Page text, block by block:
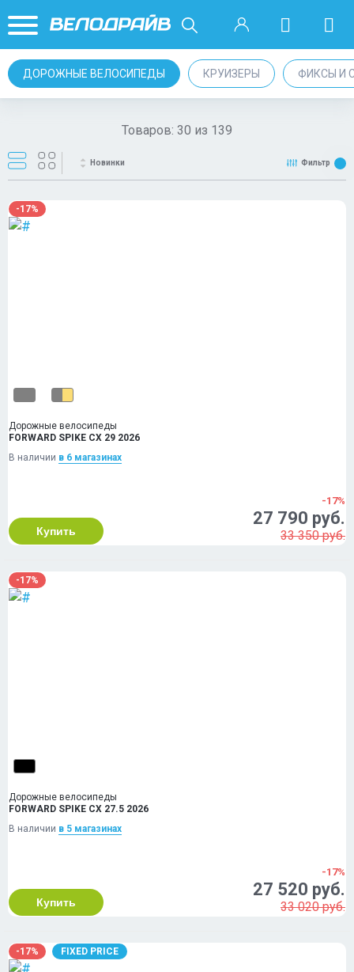
ДОРОЖНЫЕ ВЕЛОСИПЕДЫ КРУИЗЕРЫ ФИКСЫ И
Товаров: 30 из 139
Новинки Фильтр
-17%
Дорожные велосипеды
FORWARD SPIKE CX 29 2026
В наличии в 6 магазинах
Купить
-17%
27 790 руб.
33 350 руб.
-17%
Дорожные велосипеды
FORWARD SPIKE CX 27.5 2026
В наличии в 5 магазинах
Купить
-17%
27 520 руб.
33 020 руб.
-17% FIXED PRICE